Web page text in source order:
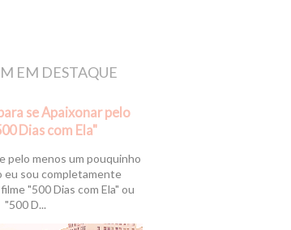
EM DESTAQUE
se Apaixonar pelo
Dias com Ela"
pelo menos um pouquinho
eu sou completamente
"500 Dias com Ela" ou
"500 D...